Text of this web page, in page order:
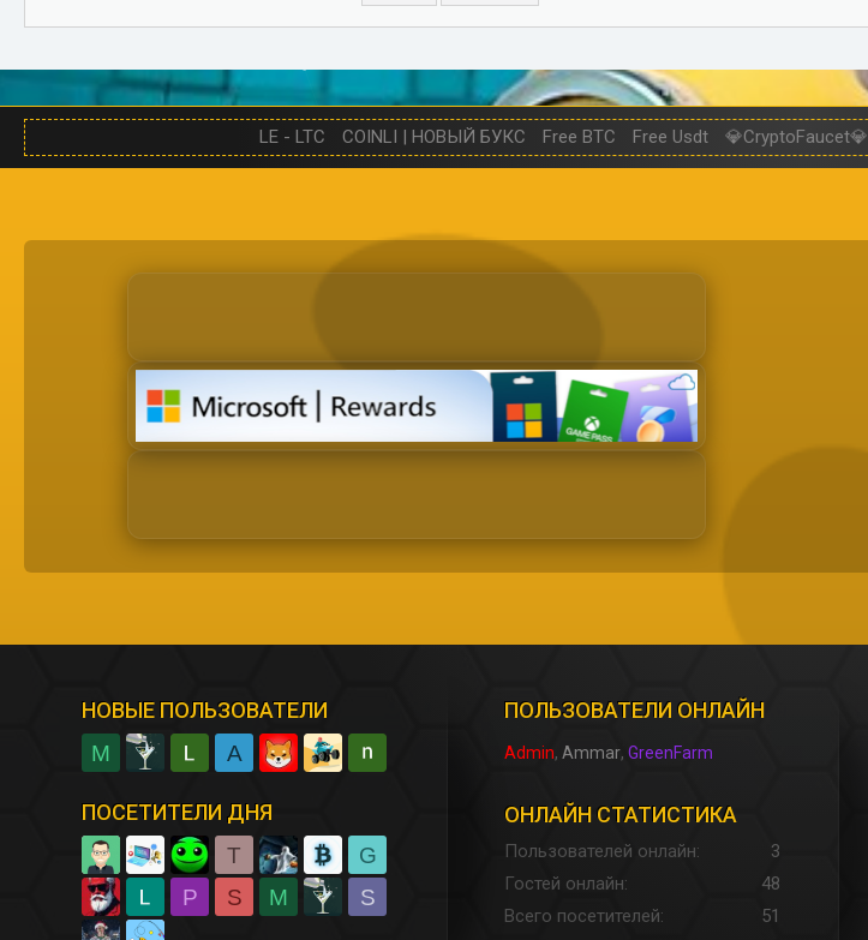
LE - LTC COINLI | НОВЫЙ БУКС Free BTC Free Usdt 💎CryptoFaucet💎
НОВЫЕ ПОЛЬЗОВАТЕЛИ
M A
ПОСЕТИТЕЛИ ДНЯ
T
G
P
S M S
ПОЛЬЗОВАТЕЛИ ОНЛАЙН
Admin Ammar GreenFarm
ОНЛАЙН СТАТИСТИКА
Пользователей онлайн
3
Гостей онлайн
48
Всего посетителей
51